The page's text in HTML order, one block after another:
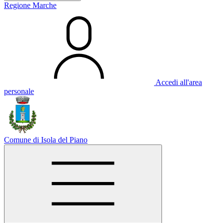
Regione Marche
Accedi all'area
personale
Comune di Isola del Piano